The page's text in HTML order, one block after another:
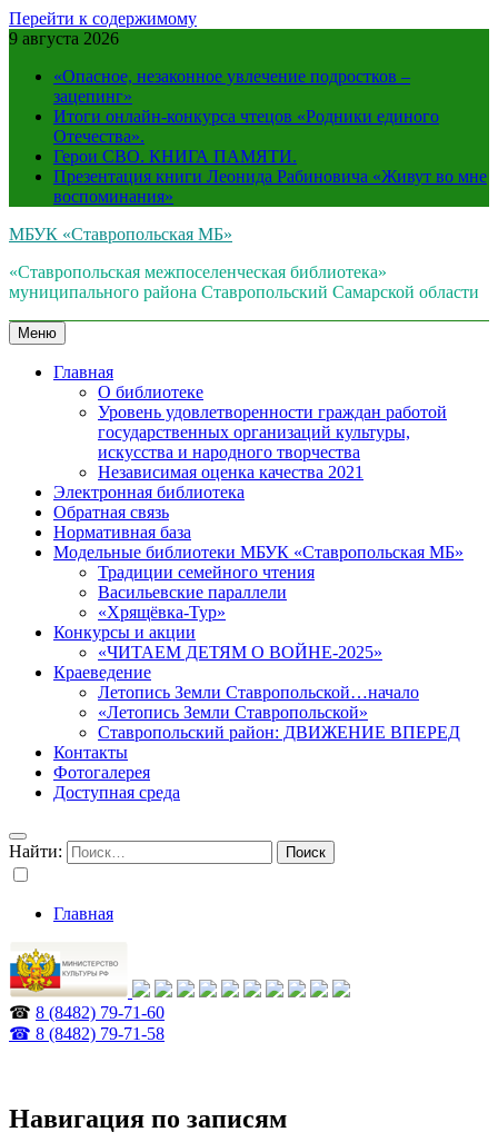
Перейти к содержимому
9 августа 2026
«Опасное, незаконное увлечение подростков –
зацепинг»
Итоги онлайн-конкурса чтецов «Родники единого
Отечества».
Герои СВО. КНИГА ПАМЯТИ.
Презентация книги Леонида Рабиновича «Живут во мне
воспоминания»
МБУК «Ставропольская МБ»
«Ставропольская межпоселенческая библиотека»
муниципального района Ставропольский Самарской области
Меню
Главная
О библиотеке
Уровень удовлетворенности граждан работой
государственных организаций культуры,
искусства и народного творчества
Независимая оценка качества 2021
Электронная библиотека
Обратная связь
Нормативная база
Модельные библиотеки МБУК «Ставропольская МБ»
Традиции семейного чтения
Васильевские параллели
«Хрящёвка-Тур»
Конкурсы и акции
«ЧИТАЕМ ДЕТЯМ О ВОЙНЕ-2025»
Краеведение
Летопись Земли Ставропольской…начало
«Летопись Земли Ставропольской»
Ставропольский район: ДВИЖЕНИЕ ВПЕРЕД
Контакты
Фотогалерея
Доступная среда
Найти:
Главная
☎ 8 (8482) 79-71-60
☎ 8 (8482) 79-71-58
Навигация по записям